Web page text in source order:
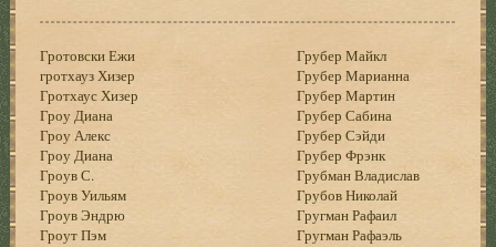
Гротовски Ежи
гротхауз Хизер
Гротхаус Хизер
Гроу Диана
Гроу Алекс
Гроу Диана
Гроув С.
Гроув Уильям
Гроув Эндрю
Гроут Пэм
Грубер Майкл
Грубер Марианна
Грубер Мартин
Грубер Сабина
Грубер Сэйди
Грубер Фрэнк
Грубман Владислав
Грубов Николай
Гругман Рафаил
Гругман Рафаэль